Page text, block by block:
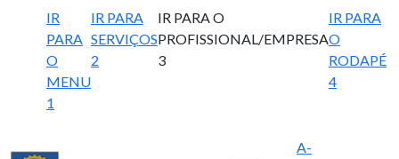
IR
PARA
O
MENU
1
IR PARA
SERVIÇOS
2
IR PARA O
PROFISSIONAL/EMPRESA
3
IR PARA
O
RODAPÉ
4
A-